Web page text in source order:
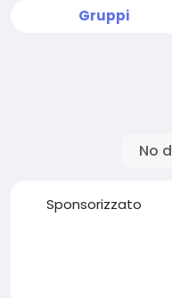
Gruppi
No
Sponsorizzato